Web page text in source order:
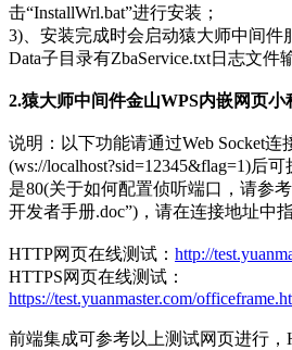
击“InstallWrl.bat”进行安装；
3)、安装完成时会启动猿大师中间件
Data子目录有ZbaService.txt日志文件
2.猿大师中间件金山WPS内嵌网页小
说明：以下功能请通过Web Socket连
(ws://localhost?sid=12345&flag=1)后
是80(关于如何配置侦听端口，请参
开发者手册.doc”)，请在连接地址中
HTTP网页在线测试： http://
HTTPS网页在线测试：
https://test.yuanmaster.com/
前端集成可参考以上测试网页进行